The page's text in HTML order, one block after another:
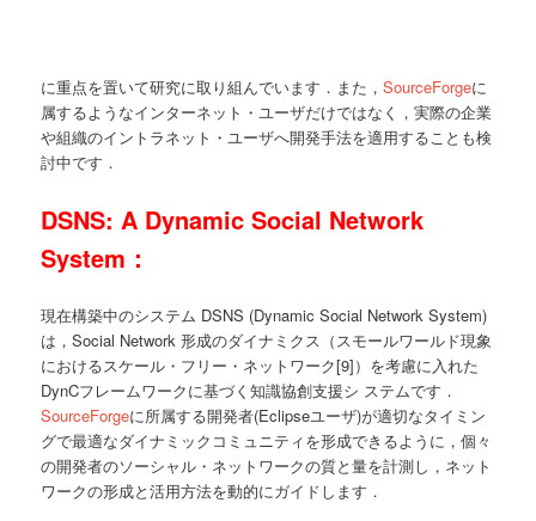
に重点を置いて研究に取り組んでいます．また，SourceForgeに
属するようなインターネット・ユーザだけではなく，実際の企業
や組織のイントラネット・ユーザへ開発手法を適用することも検
討中です．
DSNS: A Dynamic Social Network
System：
現在構築中のシステム DSNS (Dynamic Social Network System)
は，Social Network 形成のダイナミクス（スモールワールド現象
におけるスケール・フリー・ネットワーク[9]）を考慮に入れた
DynCフレームワークに基づく知識協創支援シ ステムです．
SourceForgeに所属する開発者(Eclipseユーザ)が適切なタイミン
グで最適なダイナミックコミュニティを形成できるように，個々
の開発者のソーシャル・ネットワークの質と量を計測し，ネット
ワークの形成と活用方法を動的にガイドします．